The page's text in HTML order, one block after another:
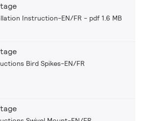
Instruction-EN/FR pdf 1.6 MB
Bird Spikes-EN/FR